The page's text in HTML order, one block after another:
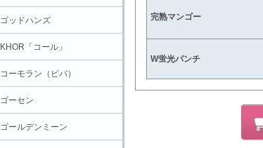
完熟マンゴー
W蛍光パンチ
ゴッドハンズ
KHOR「コール」
コーモラン（ビバ）
ゴーセン
ゴールデンミーン